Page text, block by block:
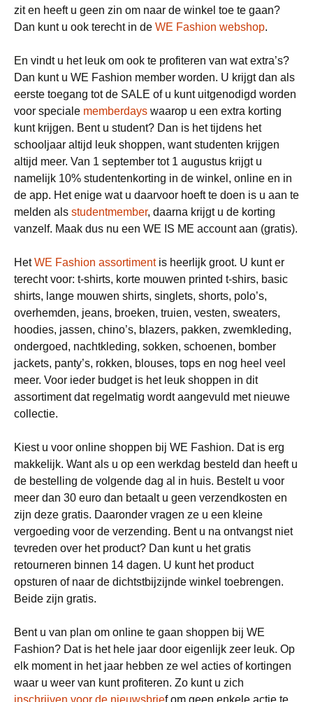
zit en heeft u geen zin om naar de winkel toe te gaan?
Dan kunt u ook terecht in de WE Fashion webshop.
En vindt u het leuk om ook te profiteren van wat extra’s?
Dan kunt u WE Fashion member worden. U krijgt dan als
eerste toegang tot de SALE of u kunt uitgenodigd worden
voor speciale memberdays waarop u een extra korting
kunt krijgen. Bent u student? Dan is het tijdens het
schooljaar altijd leuk shoppen, want studenten krijgen
altijd meer. Van 1 september tot 1 augustus krijgt u
namelijk 10% studentenkorting in de winkel, online en in
de app. Het enige wat u daarvoor hoeft te doen is u aan te
melden als studentmember, daarna krijgt u de korting
vanzelf. Maak dus nu een WE IS ME account aan (gratis).
HetWE Fashion assortimentis heerlijk groot. U kunt er
terecht voor: t-shirts, korte mouwen printed t-shirs, basic
shirts, lange mouwen shirts, singlets, shorts, polo’s,
overhemden, jeans, broeken, truien, vesten, sweaters,
hoodies, jassen, chino’s, blazers, pakken, zwemkleding,
ondergoed, nachtkleding, sokken, schoenen, bomber
jackets, panty’s, rokken, blouses, tops en nog heel veel
meer. Voor ieder budget is het leuk shoppen in dit
assortiment dat regelmatig wordt aangevuld met nieuwe
collectie.
Kiest u voor online shoppen bij WE Fashion. Dat is erg
makkelijk. Want als u op een werkdag besteld dan heeft u
de bestelling de volgende dag al in huis. Bestelt u voor
meer dan 30 euro dan betaalt u geen verzendkosten en
zijn deze gratis. Daaronder vragen ze u een kleine
vergoeding voor de verzending. Bent u na ontvangst niet
tevreden over het product? Dan kunt u het gratis
retourneren binnen 14 dagen. U kunt het product
opsturen of naar de dichtstbijzijnde winkel toebrengen.
Beide zijn gratis.
Bent u van plan om online te gaan shoppen bij WE
Fashion? Dat is het hele jaar door eigenlijk zeer leuk. Op
elk moment in het jaar hebben ze wel acties of kortingen
waar u weer van kunt profiteren. Zo kunt u zich
inschrijven voor de nieuwsbrief om geen enkele actie te